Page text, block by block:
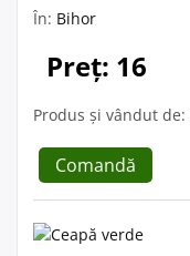
În: Bihor
Preț: 16
Produs și vândut de:
Comandă